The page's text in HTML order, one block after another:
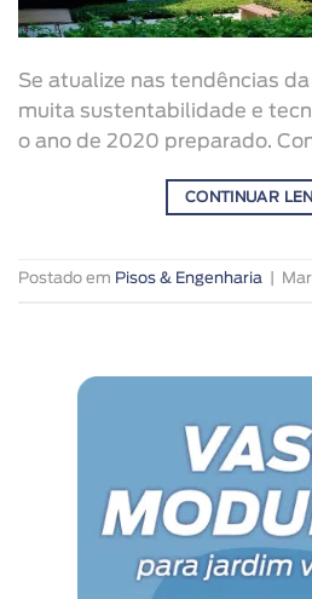
Se atualize nas tendências
muita sustentabilidade e
o ano de 2020 preparado.
CONTINUAR
Postado em Pisos & Engenharia